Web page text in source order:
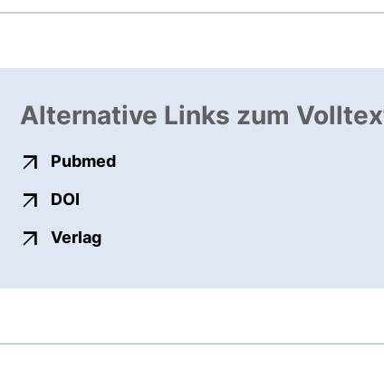
Alternative Links zum
Pubmedexterner Link, öffnet neues Fenster
DOI
Verlagexterner Link, öffnet neues Fenster